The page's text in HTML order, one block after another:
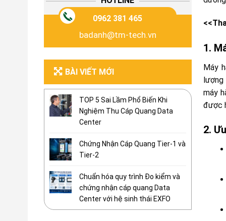
0962 381 465
badanh@tm-tech.vn
BÀI VIẾT MỚI
TOP 5 Sai Lầm Phổ Biến Khi
Nghiệm Thu Cáp Quang Data
Center
Chứng Nhận Cáp Quang Tier-1 và
Tier-2
Chuẩn hóa quy trình Đo kiểm và
chứng nhận cáp quang Data
Center với hệ sinh thái EXFO
1.
Máy
lượng
máy
được
2.